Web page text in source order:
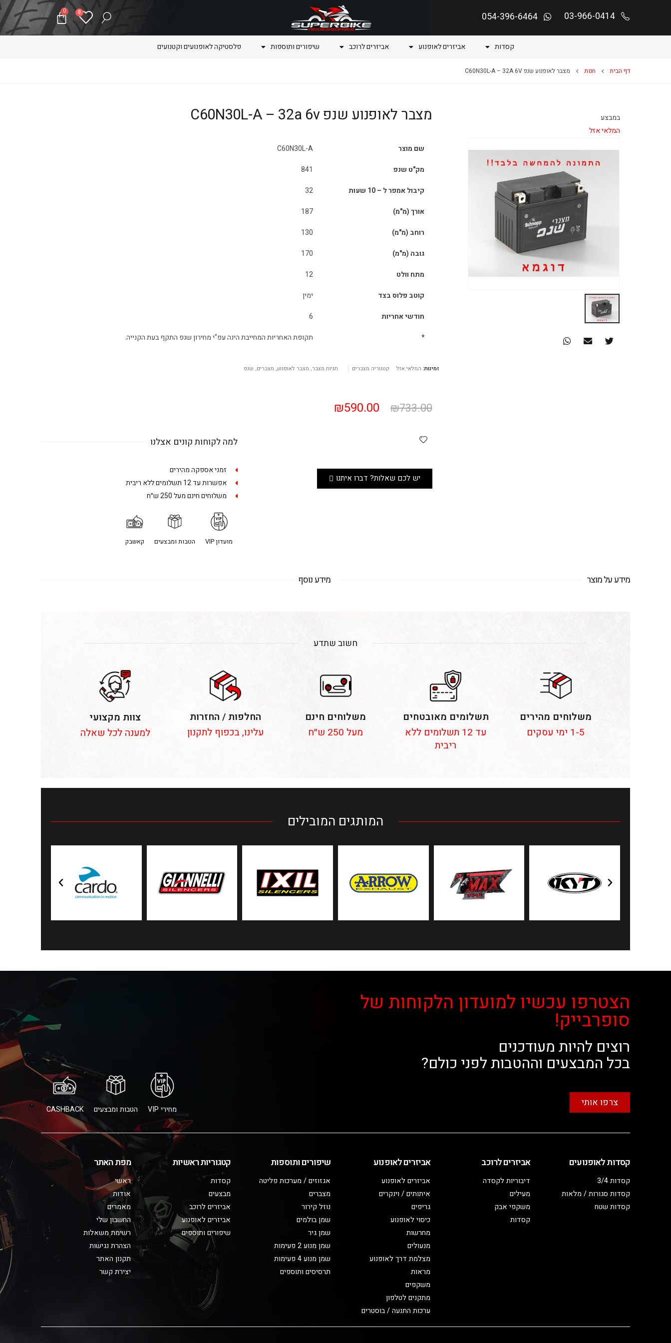
03-966-0414
054-396-6464
0
0
קסדות אביזרים לאופנוע אביזרים לרוכב שיפורים ותוספות פלסטיקה לאופנועים וקטנועים
דף הבית חנות מצבר לאופנוע שנפ C60N30L-A – 32A 6V
במבצע
המלאי אזל
מצבר לאופנוע שנפ C60N30L-A – 32a 6v
שם מוצר
C60N30L-A
מק"ט שנפ
841
קיבול אמפר ל – 10 שעות
32
אורך (מ"מ)
187
רוחב (מ"מ)
130
גובה (מ"מ)
170
מתח וולט
12
קוטב פלוס בצד
ימין
חודשי אחריות
6
*
תקופת האחריות המחייבת הינה עפ"י מחירון שנפ התקף בעת הקנייה.
זמינות: המלאי אזל קטגוריה מצברים תגיות מצבר, מצבר לאופנוע, מצברים, שנפ
₪733.00
₪590.00
יש לכם שאלות? דברו איתנו
למה לקוחות קונים אצלנו
זמני אספקה מהירים
אפשרות עד 12 תשלומים ללא ריבית
משלוחים חינם מעל 250 ש״ח
מועדון VIP הטבות ומבצעים קאשבק
מידע על מוצר מידע נוסף
חשוב שתדע
משלוחים מהירים
1-5 ימי עסקים
תשלומים מאובטחים
עד 12 תשלומים ללא
ריבית
משלוחים חינם
מעל 250 ש״ח
החלפות / החזרות
עלינו, בכפוף לתקנון
צוות מקצועי
למענה לכל שאלה
המותגים המובילים
הצטרפו עכשיו למועדון הלקוחות של
סופרבייק!
רוצים להיות מעודכנים
בכל המבצעים וההטבות לפני כולם?
צרפו אותי
מחירי VIP הטבות ומבצעים CASHBACK
קסדות לאופנועים
קסדות 3/4
קסדות סגורות / מלאות
קסדות שטח
אביזרים לרוכב
דיבוריות לקסדה
מעילים
משקפי אבק
קסדות
אביזרים לאופנוע
אביזרים לאופנוע
איתותים / וינקרים
גריפים
כיסוי לאופנוע
מחרשות
מנעולים
מצלמת דרך לאופנוע
מראות
משקפים
מתקנים לטלפון
ערכות התנעה / בוסטרים
שיפורים ותוספות
אגזוזים / מערכות פליטה
מצברים
נוזל קירור
שמן בולמים
שמן גיר
שמן מנוע 2 פעימות
שמן מנוע 4 פעימות
תרסיסים ותוספים
קטגוריות ראשיות
קסדות
מבצעים
אביזרים לרוכב
אביזרים לאופנוע
שיפורים ותוספים
מפת האתר
ראשי
אודות
מאמרים
החשבון שלי
רשימת משאלות
הצהרת נגישות
תקנון האתר
יצירת קשר